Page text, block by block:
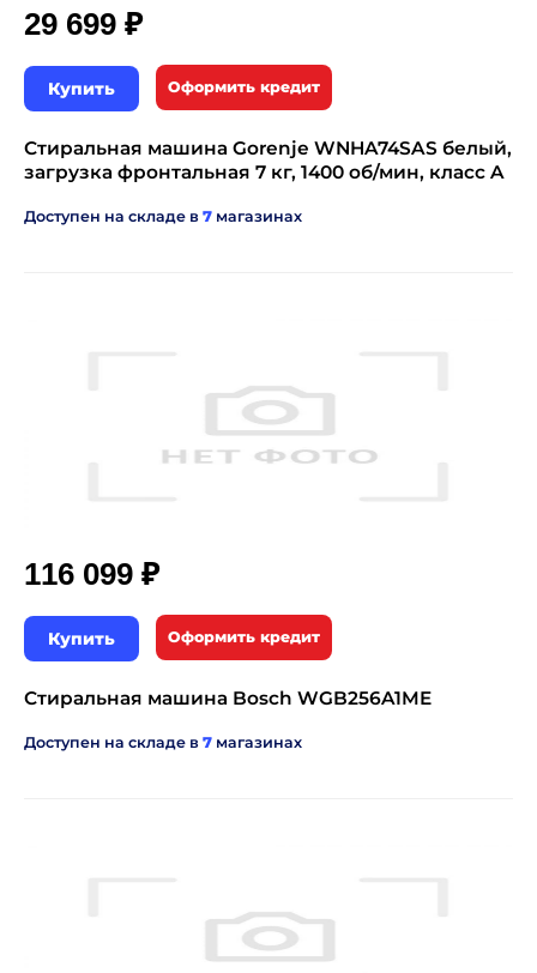
29 699 ₽
Купить Оформить кредит
Стиральная машина Gorenje WNHA74SAS белый,
загрузка фронтальная 7 кг, 1400 об/мин, класс A
Доступен на складе в 7 магазинах
116 099 ₽
Купить Оформить кредит
Стиральная машина Bosch WGB256A1ME
Доступен на складе в 7 магазинах